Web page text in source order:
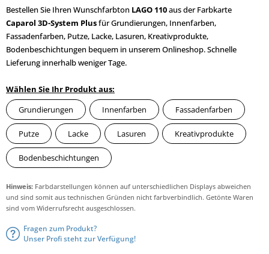
Bestellen Sie Ihren Wunschfarbton LAGO 110aus der Farbkarte
Caparol 3D-System Plusfür Grundierungen, Innenfarben,
Fassadenfarben, Putze, Lacke, Lasuren, Kreativprodukte,
Bodenbeschichtungen bequem in unserem Onlineshop. Schnelle
Lieferung innerhalb weniger Tage.
Wählen Sie Ihr Produkt aus:
Grundierungen
Innenfarben Fassadenfarben
Putze Lacke Lasuren Kreativprodukte
Bodenbeschichtungen
Hinweis: Farbdarstellungen können auf unterschiedlichen Displays abweichen
und sind somit aus technischen Gründen nicht farbverbindlich. Getönte Waren
sind vom Widerrufsrecht ausgeschlossen.
Fragen zum Produkt?
Unser Profi steht zur Verfügung!